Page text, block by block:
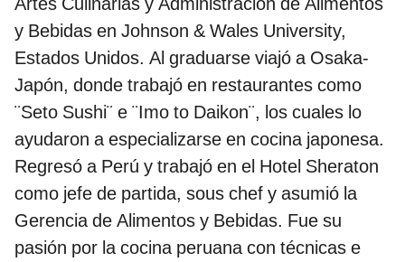
y Bebidas en Johnson & Wales University,
Estados Unidos. Al graduarse viajó a Osaka-
Japón, donde trabajó en restaurantes como
¨Seto Sushi¨ e ¨Imo to Daikon¨, los cuales lo
ayudaron a especializarse en cocina japonesa.
Regresó a Perú y trabajó en el Hotel Sheraton
como jefe de partida, sous chef y asumió la
Gerencia de Alimentos y Bebidas. Fue su
pasión por la cocina peruana con técnicas e